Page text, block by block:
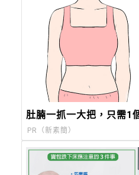
肚腩一抓一大把，只需1
PR（新素簡）